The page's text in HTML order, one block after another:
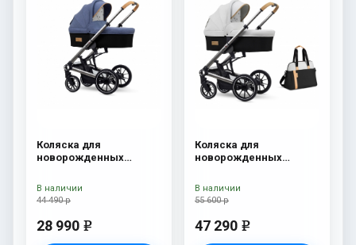
Коляска для
новорожденных
44 490 р
28 990 e
В наличии
Коляска для
новорожденных
Sahara
55 600 р
47 290 e
В наличии